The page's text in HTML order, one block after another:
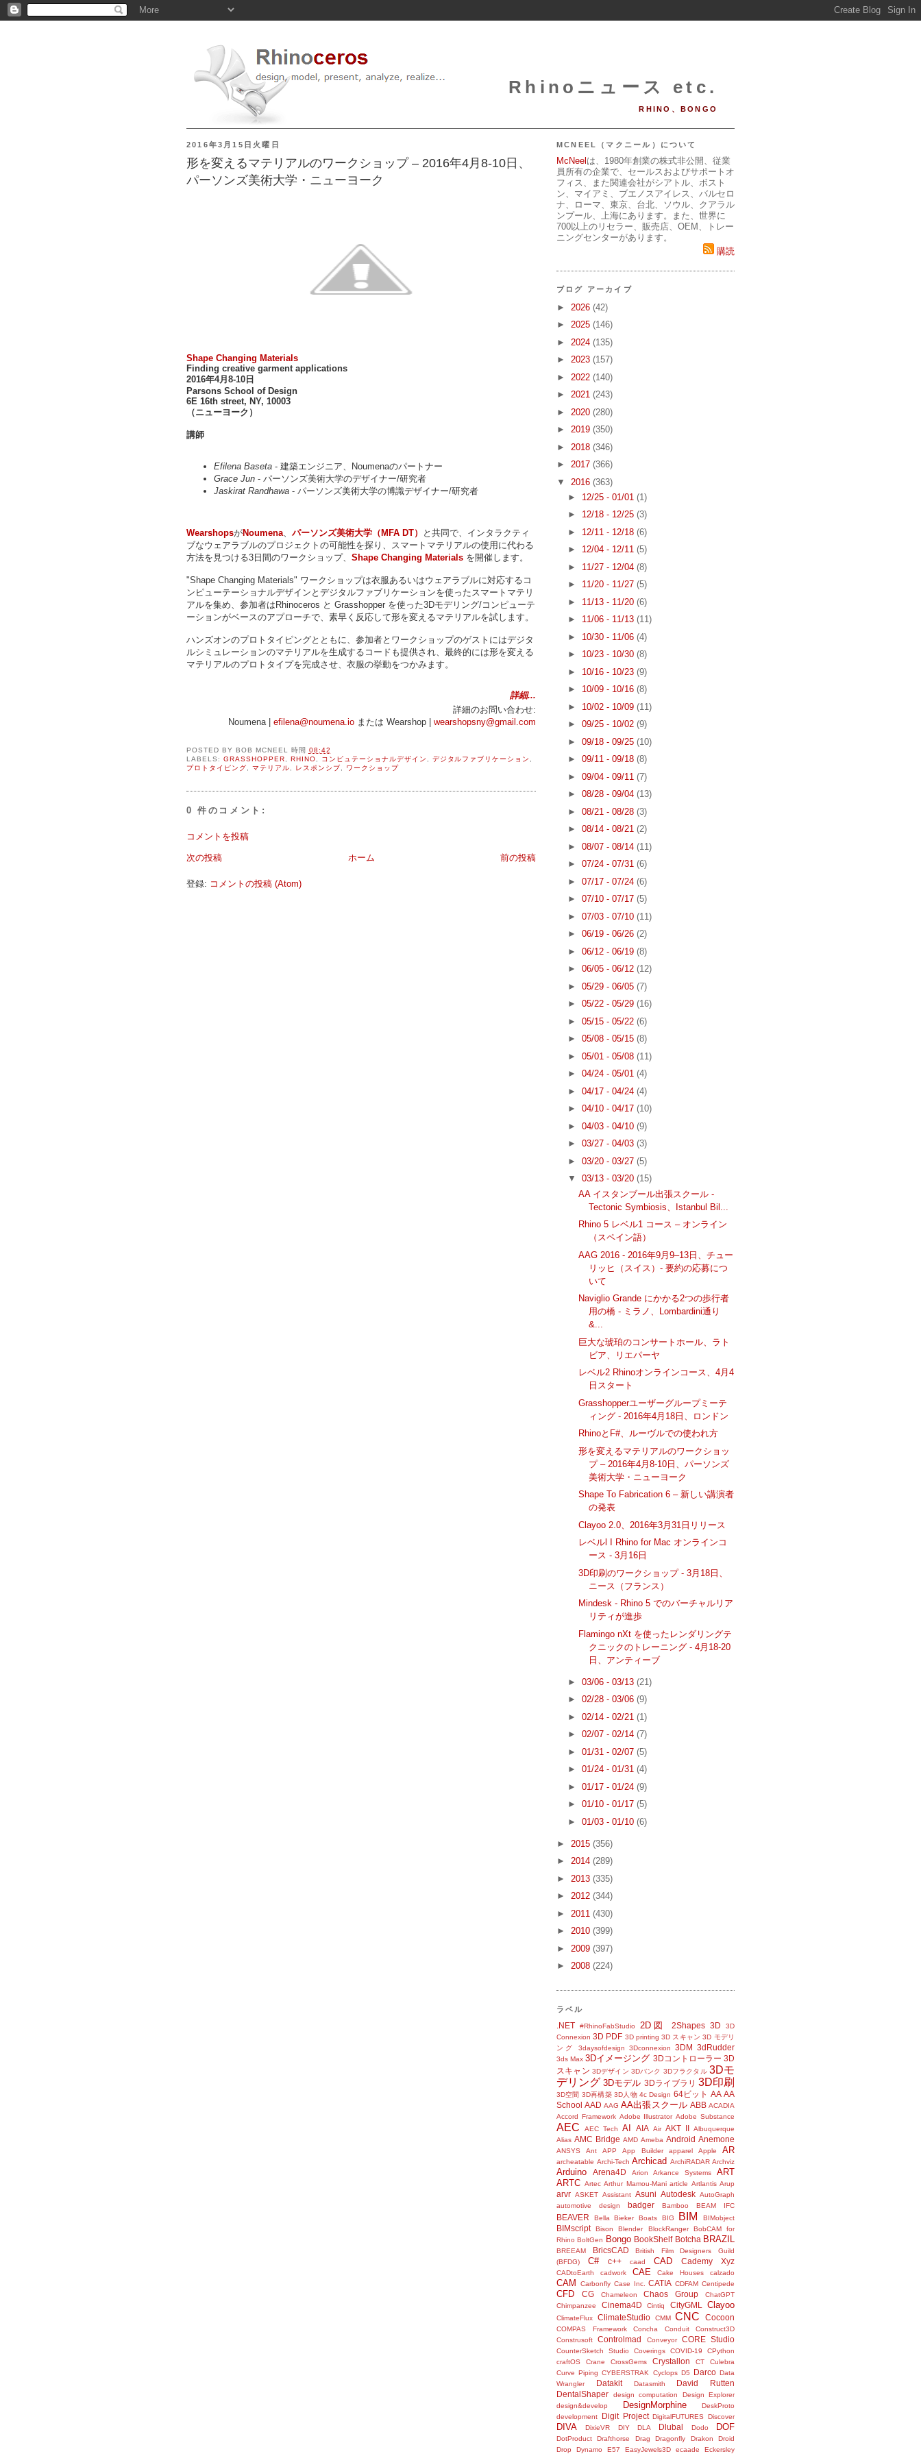
Rhinoニュース etc.
RHINO、BONGO
2016年3月15日火曜日
形を変えるマテリアルのワークショップ – 2016年4月8-10日、
パーソンズ美術大学・ニューヨーク
Shape Changing Materials
Finding creative garment applications
2016年4月8-10日
Parsons School of Design
6E 16th street, NY, 10003
（ニューヨーク）
講師
Efilena Baseta - 建築エンジニア、Noumenaのパートナー
Grace Jun - パーソンズ美術大学のデザイナー/研究者
Jaskirat Randhawa - パーソンズ美術大学の博識デザイナー/研究者
WearshopsがNoumena、 パーソンズ美術大学（MFA DT）
と共同で、インタラクティ
ブなウェアラブルのプロジェクトの可能性を探り、スマートマテリアルの使用に代わる
方法を見つける3日間のワークショップ、 Shape Changing Materials を開催します。
"Shape Changing Materials" ワークショップは衣服あるいはウェアラブルに対応するコ
ンピューテーショナルデザインとデジタルファブリケーションを使ったスマートマテリ
アルを集め、参加者はRhinoceros と Grasshopper を使った3Dモデリング/コンピューテ
ーションがベースのアプローチで、素早く反応して形を変えるマテリアルを試します。
ハンズオンのプロトタイピングとともに、参加者とワークショップのゲストにはデジタ
ルシミュレーションのマテリアルを生成するコードも提供され、最終的には形を変える
マテリアルのプロトタイプを完成させ、衣服の挙動をつかみます。
詳細...
詳細のお問い合わせ:
Noumena | efilena@noumena.io または Wearshop | wearshopsny@gmail.com
POSTED BY BOB MCNEEL 時間 08:42
LABELS: GRASSHOPPER RHINO コンピュテーショナルデザイン デジタルファブリケーション
プロトタイピング
マテリアル レスポンシブ ワークショップ
0 件のコメント:
コメントを投稿
次の投稿 前の投稿
ホーム
登録: コメントの投稿 (Atom)
MCNEEL（マクニール）について
McNeel は、1980年創業の株式非公開、従業
員所有の企業で、セールスおよびサポートオ
フィス、また関連会社がシアトル、ボスト
ン、マイアミ、ブエノスアイレス、バルセロ
ナ、ローマ、東京、台北、ソウル、クアラル
ンプール、上海にあります。また、世界に
700以上のリセラー、販売店、OEM、トレー
ニングセンターがあります。
購読
ブログ アーカイブ
► 2026 (42)
► 2025 (146)
► 2024 (135)
► 2023 (157)
► 2022 (140)
► 2021 (243)
► 2020 (280)
► 2019 (350)
► 2018 (346)
► 2017 (366)
▼ 2016 (363)
► 12/25 - 01/01 (1)
► 12/18 - 12/25 (3)
► 12/11 - 12/18 (6)
► 12/04 - 12/11 (5)
► 11/27 - 12/04 (8)
► 11/20 - 11/27 (5)
► 11/13 - 11/20 (6)
► 11/06 - 11/13 (11)
► 10/30 - 11/06 (4)
► 10/23 - 10/30 (8)
► 10/16 - 10/23 (9)
► 10/09 - 10/16 (8)
► 10/02 - 10/09 (11)
► 09/25 - 10/02 (9)
► 09/18 - 09/25 (10)
► 09/11 - 09/18 (8)
► 09/04 - 09/11 (7)
► 08/28 - 09/04 (13)
► 08/21 - 08/28 (3)
► 08/14 - 08/21 (2)
► 08/07 - 08/14 (11)
► 07/24 - 07/31 (6)
► 07/17 - 07/24 (6)
► 07/10 - 07/17 (5)
► 07/03 - 07/10 (11)
► 06/19 - 06/26 (2)
► 06/12 - 06/19 (8)
► 06/05 - 06/12 (12)
► 05/29 - 06/05 (7)
► 05/22 - 05/29 (16)
► 05/15 - 05/22 (6)
► 05/08 - 05/15 (8)
► 05/01 - 05/08 (11)
► 04/24 - 05/01 (4)
► 04/17 - 04/24 (4)
► 04/10 - 04/17 (10)
► 04/03 - 04/10 (9)
► 03/27 - 04/03 (3)
► 03/20 - 03/27 (5)
▼ 03/13 - 03/20 (15)
AA イスタンブール出張スクール -
Tectonic Symbiosis、Istanbul Bil...
Rhino 5 レベル1 コース – オンライン
（スペイン語）
AAG 2016 - 2016年9月9–13日、チュー
リッヒ（スイス）- 要約の応募につ
いて
Naviglio Grande にかかる2つの歩行者
用の橋 - ミラノ、Lombardini通り
&...
巨大な琥珀のコンサートホール、ラト
ビア、リエパーヤ
レベル2 Rhinoオンラインコース、4月4
日スタート
Grasshopperユーザーグループミーテ
ィング - 2016年4月18日、ロンドン
RhinoとF#、ルーヴルでの使われ方
形を変えるマテリアルのワークショッ
プ – 2016年4月8-10日、パーソンズ
美術大学・ニューヨーク
Shape To Fabrication 6 – 新しい講演者
の発表
Clayoo 2.0、2016年3月31日リリース
レベルl I Rhino for Mac オンラインコ
ース - 3月16日
3D印刷のワークショップ - 3月18日、
ニース（フランス）
Mindesk - Rhino 5 でのバーチャルリア
リティが進歩
Flamingo nXt を使ったレンダリングテ
クニックのトレーニング - 4月18-20
日、アンティーブ
► 03/06 - 03/13 (21)
► 02/28 - 03/06 (9)
► 02/14 - 02/21 (1)
► 02/07 - 02/14 (7)
► 01/31 - 02/07 (5)
► 01/24 - 01/31 (4)
► 01/17 - 01/24 (9)
► 01/10 - 01/17 (5)
► 01/03 - 01/10 (6)
► 2015 (356)
► 2014 (289)
► 2013 (335)
► 2012 (344)
► 2011 (430)
► 2010 (399)
► 2009 (397)
► 2008 (224)
ラベル
.NET #RhinoFabStudio 2D図 2Shapes 3D
3D
Connexion 3D PDF 3D printing 3D スキャン 3D モデリ
ング
3daysofdesign 3Dconnexion 3DM 3dRudder
3ds Max 3Dイメージング 3Dコントローラー 3D
スキャン 3Dデザイン 3Dバンク 3Dフラクタル 3Dモ
デリング 3Dモデル 3Dライブラリ 3D印刷
3D空間 3D再構築 3D人物 4c Design 64ビット AA AA
School AAD AAG AA出張スクール ABB ACADIA
Accord Framework Adobe Illustrator Adobe Substance
AEC AEC Tech AI AIA Air AKT II Albuquerque
Alias AMC Bridge AMD Ameba Android Anemone
ANSYS Ant APP App Builder apparel Apple AR
archeatable Archi-Tech Archicad ArchiRADAR Archviz
Arduino Arena4D Arion Arkance Systems
ART
ARTC Artec Arthur Mamou-Mani article Artlantis Arup
arvr ASKET Assistant Asuni Autodesk AutoGraph
automotive design
badger Bamboo BEAM IFC
BEAVER Bella Bieker Boats BIG BIM BIMobject
BIMscript Bison Blender BlockRanger
BobCAM for
Rhino BoltGen Bongo BookShelf Botcha BRAZIL
BREEAM BricsCAD
British Film Designers Guild
(BFDG)
C# c++ caad CAD Cademy Xyz
CADtoEarth cadwork CAE Cake Houses calzado
CAM Carbonfly Case Inc. CATIA CDFAM Centipede
CFD CG Chameleon Chaos Group
ChatGPT
Chimpanzee
Cinema4D Cintiq CityGML Clayoo
ClimateFlux ClimateStudio CMM CNC Cocoon
COMPAS Framework Concha Conduit
Construct3D
Construsoft
Controlmad Conveyor CORE Studio
CounterSketch Studio Coverings COVID-19
CPython
craftOS
Crane CrossGems Crystallon CT
Culebra
Curve Piping CYBERSTRAK Cyclops D5 Darco Data
Wrangler
Datakit Datasmith
David Rutten
DentalShaper
design computation
Design Explorer
design&develop
DesignMorphine
DeskProto
development
Digit Project DigitalFUTURES Discover
DIVA DixieVR DIY DLA Dlubal Dodo DOF
DotProduct Drafthorse Drag Dragonfly Drakon
Droid
Drop
Dynamo E57 EasyJewels3D ecaade Eckersley